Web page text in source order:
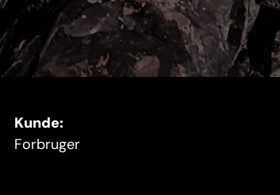
Kunde:
Forbruger